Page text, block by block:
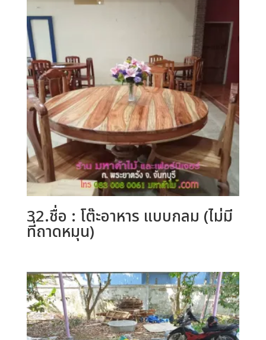
32.ชื่อ : โต๊ะอาหาร แบบกลม (ไม่มี
ที่ถาดหมุน)